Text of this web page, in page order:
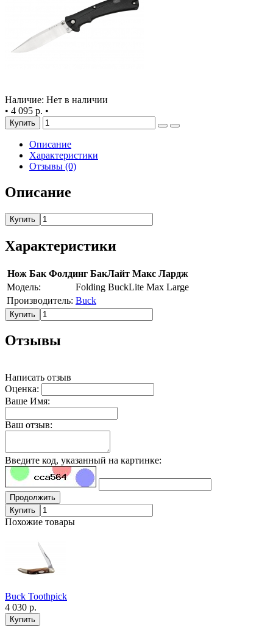
Наличие: Нет в наличии
• 4 095 р. •
Купить
Описание
Характеристики
Отзывы (0)
Описание
Купить
Характеристики
Нож Бак Фолдинг БакЛайт Макс Лардж
Модель:
Folding BuckLite Max Large
Производитель: Buck
Купить
Отзывы
Написать отзыв
Оценка:
Ваше Имя:
Ваш отзыв:
Введите код, указанный на картинке:
Продолжить
Купить
Похожие товары
Buck Toothpick
4 030 р.